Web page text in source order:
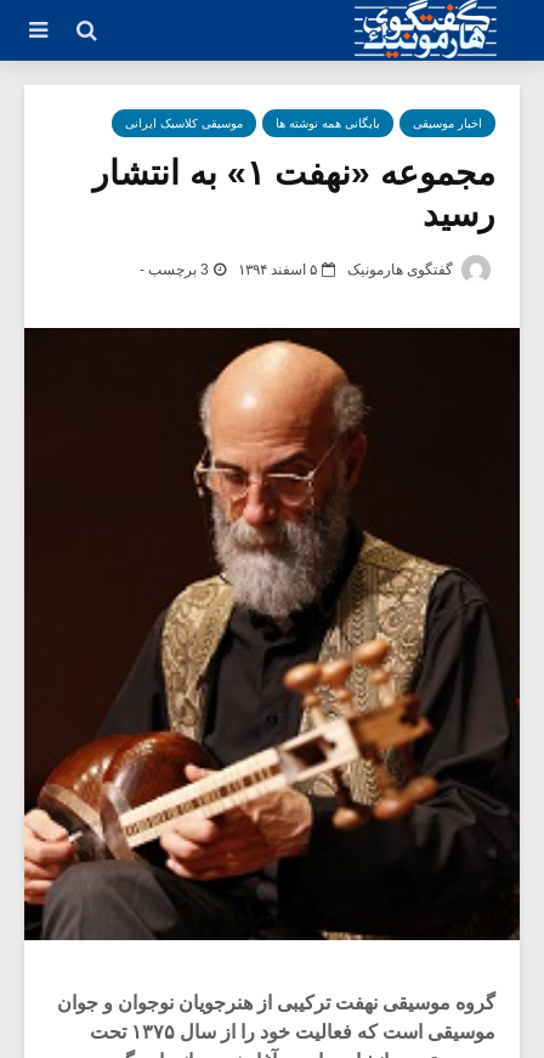
اخبار موسیقی بایگانی همه نوشته ها موسیقی کلاسیک ایرانی
مجموعه «نهفت ۱» به انتشار
رسید
گفتگوی هارمونیک ۵ اسفند ۱۳۹۴ 3 برچسب -
گروه موسیقی نهفت ترکیبی از هنرجویان نوجوان و جوان
موسیقی است که فعالیت خود را از سال ۱۳۷۵ تحت